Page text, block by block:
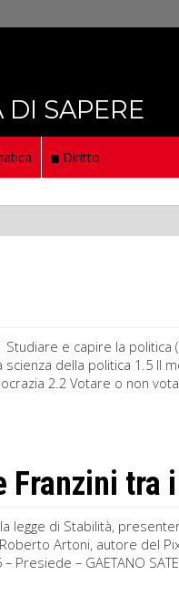
DI SAPERE
Diritto
e capire la politica
scienza della politica 1.5 Il
2.2 Votare o non
Franzini tra
legge di Stabilità,
Artoni, autore del
– GAETANO